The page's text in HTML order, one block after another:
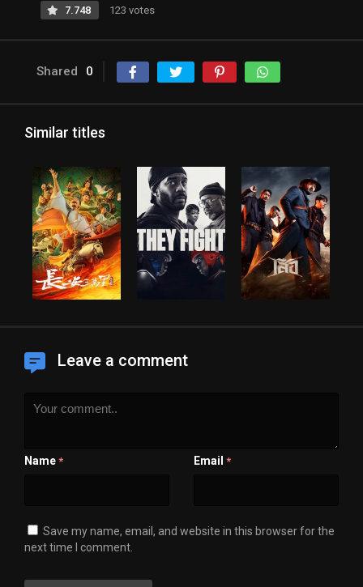
7.748 123 votes
Shared 0
Similar titles
Leave a comment
Name * Email *
Save my name, email, and website in this browser for the
next time I comment.